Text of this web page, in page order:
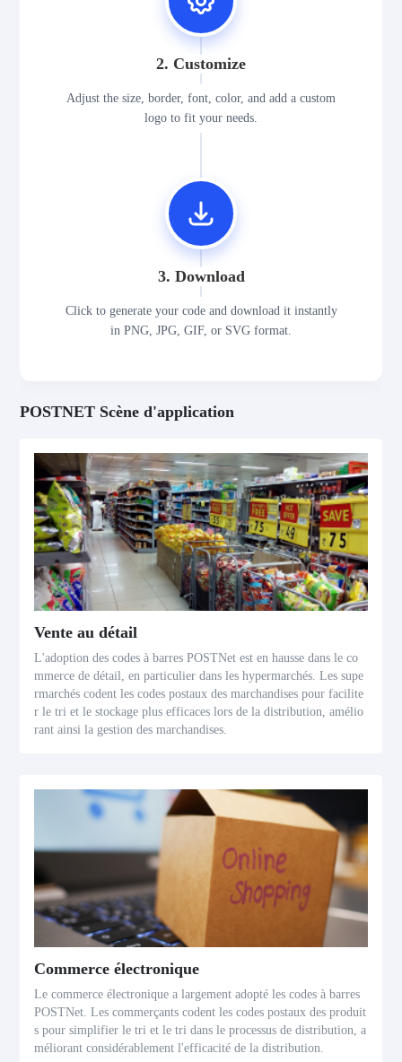
2. Customize
Adjust the size, border, font, color, and add a custom
logo to fit your needs.
3. Download
Click to generate your code and download it instantly
in PNG, JPG, GIF, or SVG format.
POSTNET Scène d'application
Vente au détail
L'adoption des codes à barres POSTNet est en hausse dans le co
mmerce de détail, en particulier dans les hypermarchés. Les supe
rmarchés codent les codes postaux des marchandises pour facilite
r le tri et le stockage plus efficaces lors de la distribution, amélio
rant ainsi la gestion des marchandises.
Commerce électronique
Le commerce électronique a largement adopté les codes à barres
POSTNet. Les commerçants codent les codes postaux des produit
s pour simplifier le tri et le tri dans le processus de distribution, a
méliorant considérablement l'efficacité de la distribution.